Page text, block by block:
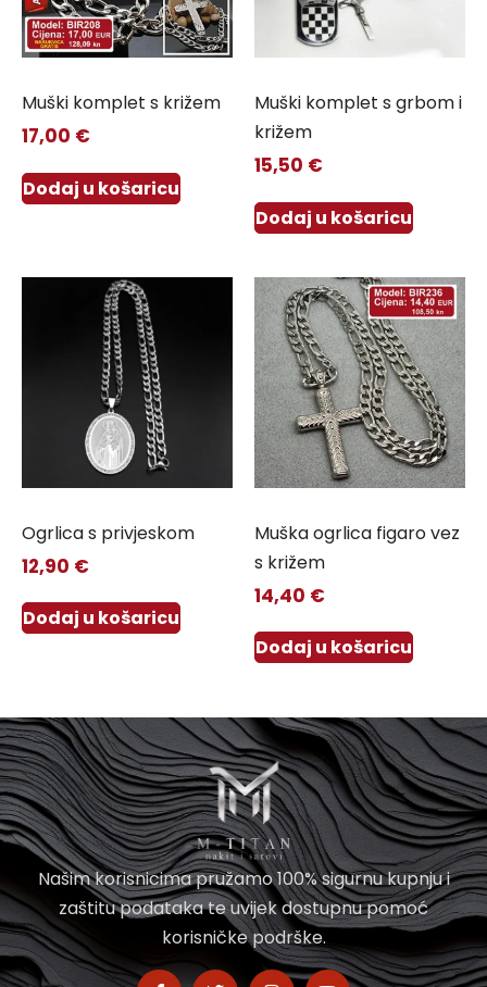
Muški komplet s križem
17,00 €
Dodaj u košaricu
Muški komplet s grbom i
križem
15,50 €
Dodaj u košaricu
Ogrlica s privjeskom
12,90 €
Dodaj u košaricu
Muška ogrlica figaro vez
s križem
14,40 €
Dodaj u košaricu
Našim korisnicima pružamo 100% sigurnu kupnju i
zaštitu podataka te uvijek dostupnu pomoć
korisničke podrške.